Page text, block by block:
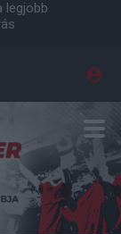
legjobb